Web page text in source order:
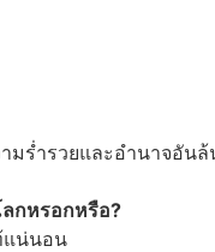
ร่ำรวยและอำนาจอันล้
กหรอกหรือ?
แน่นอน